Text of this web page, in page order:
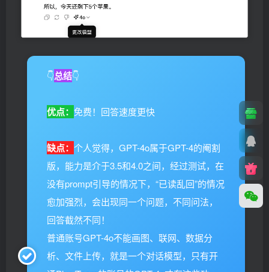
👇总结👇
优点： 免费！回答速度更快
缺点： 个人觉得，GPT-4o属于GPT-4的阉割
版，能力是介于3.5和4.0之间，经过测试，在
没有prompt引导的情况下，“已读乱回”的情况
愈加强烈，会出现同一个问题，不同问法，
回答截然不同！
普通账号GPT-4o不能画图、联网、数据分
析、文件上传，就是一个对话模型，只有开